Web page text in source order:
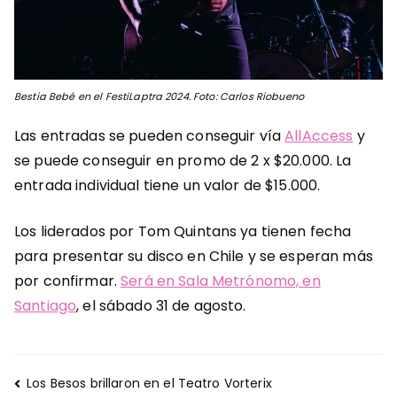
Bestia Bebé en el FestiLaptra 2024. Foto: Carlos Riobueno
Las entradas se pueden conseguir víaAllAccess y
se puede conseguir en promo de 2 x $20.000. La
entrada individual tiene un valor de $15.000.
Los liderados por Tom Quintans ya tienen fecha
para presentar su disco en Chile y se esperan más
por confirmar.Será en Sala Metrónomo, en
Santiago, el sábado 31 de agosto.
Navegación
Los Besos brillaron en el Teatro Vorterix